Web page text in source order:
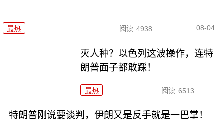
最热 阅读 4938 08-04
灭人种？以色列这波操作，连特
朗普面子都敢踩！
最热 阅读 6513
特朗普刚说要谈判，伊朗又是反手就是一巴掌！